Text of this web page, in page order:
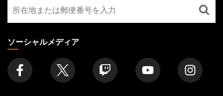
FOOTER
寄
り
の
店
舗
を
探
ソーシャルメディア